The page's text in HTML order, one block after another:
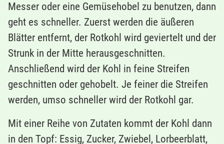
Messer oder eine Gemüsehobel zu benutzen, dann
geht es schneller. Zuerst werden die äußeren
Blätter entfernt, der Rotkohl wird geviertelt und der
Strunk in der Mitte herausgeschnitten.
Anschließend wird der Kohl in feine Streifen
geschnitten oder gehobelt. Je feiner die Streifen
werden, umso schneller wird der Rotkohl gar.
Mit einer Reihe von Zutaten kommt der Kohl dann
in den Topf: Essig, Zucker, Zwiebel, Lorbeerblatt,